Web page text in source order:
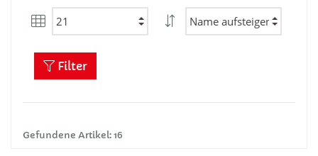
Gefundene Artikel: 16
Filter